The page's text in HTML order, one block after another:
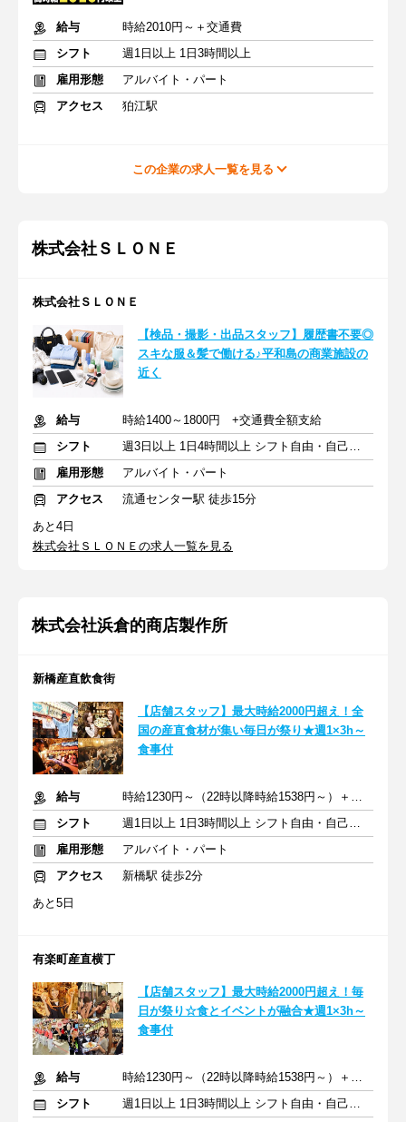
給与
時給2010円～＋交通費
シフト
週1日以上 1日3時間以上
雇用形態
アルバイト・パート
アクセス
狛江駅
この企業の求人一覧を見る
株式会社ＳＬＯＮＥ
株式会社ＳＬＯＮＥ
【検品・撮影・出品スタッフ】履歴書不要◎
スキな服＆髪で働ける♪平和島の商業施設の
近く
給与
時給1400～1800円 +交通費全額支給
シフト
週3日以上 1日4時間以上 シフト自由・自己申告
雇用形態
アルバイト・パート
アクセス
流通センター駅 徒歩15分
あと4日
株式会社ＳＬＯＮＥの求人一覧を見る
株式会社浜倉的商店製作所
新橋産直飲食街
【店舗スタッフ】最大時給2000円超え！全
国の産直食材が集い毎日が祭り★週1×3h～
食事付
給与
時給1230円～（22時以降時給1538円～）＋交通費規定支給
シフト
週1日以上 1日3時間以上 シフト自由・自己申告
雇用形態
アルバイト・パート
アクセス
新橋駅 徒歩2分
あと5日
有楽町産直横丁
【店舗スタッフ】最大時給2000円超え！毎
日が祭り☆食とイベントが融合★週1×3h～
食事付
給与
時給1230円～（22時以降時給1538円～）＋交通費規定支給
シフト
週1日以上 1日3時間以上 シフト自由・自己申告